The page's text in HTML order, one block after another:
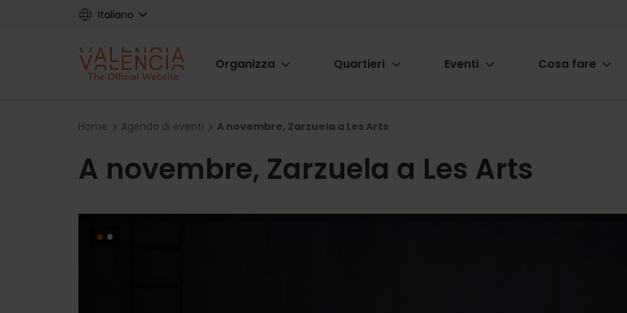
Italiano
Main
Organizza Quartieri Eventi Cosa fare
Breadcrumb
Home Agenda di eventi A novembre, Zarzuela a Les Arts
A novembre, Zarzuela a Les Arts